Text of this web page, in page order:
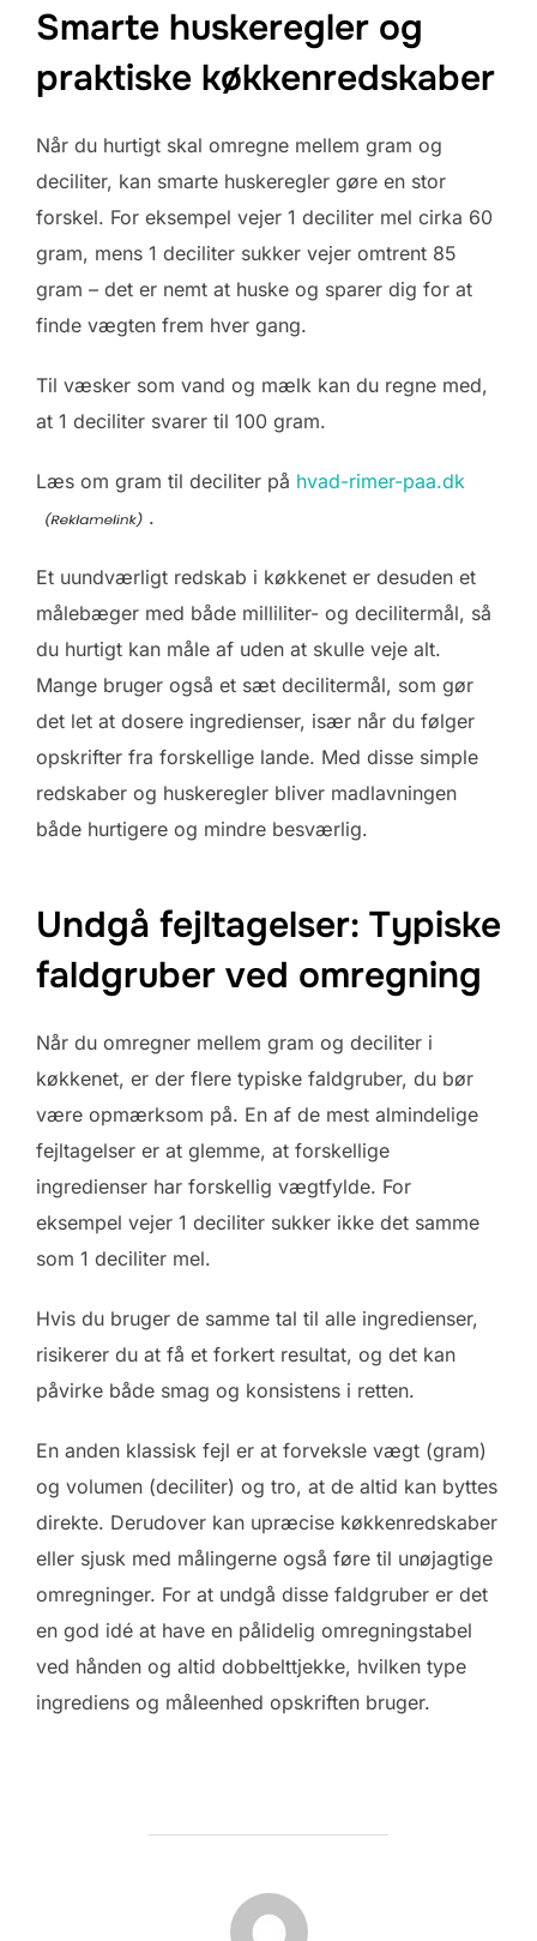
Smarte huskeregler og
praktiske køkkenredskaber
Når du hurtigt skal omregne mellem gram og
deciliter, kan smarte huskeregler gøre en stor
forskel. For eksempel vejer 1 deciliter mel cirka 60
gram, mens 1 deciliter sukker vejer omtrent 85
gram – det er nemt at huske og sparer dig for at
finde vægten frem hver gang.
Til væsker som vand og mælk kan du regne med,
at 1 deciliter svarer til 100 gram.
Læs om gram til deciliter på hvad-rimer-paa.dk
.
Et uundværligt redskab i køkkenet er desuden et
målebæger med både milliliter- og decilitermål, så
du hurtigt kan måle af uden at skulle veje alt.
Mange bruger også et sæt decilitermål, som gør
det let at dosere ingredienser, især når du følger
opskrifter fra forskellige lande. Med disse simple
redskaber og huskeregler bliver madlavningen
både hurtigere og mindre besværlig.
Undgå fejltagelser: Typiske
faldgruber ved omregning
Når du omregner mellem gram og deciliter i
køkkenet, er der flere typiske faldgruber, du bør
være opmærksom på. En af de mest almindelige
fejltagelser er at glemme, at forskellige
ingredienser har forskellig vægtfylde. For
eksempel vejer 1 deciliter sukker ikke det samme
som 1 deciliter mel.
Hvis du bruger de samme tal til alle ingredienser,
risikerer du at få et forkert resultat, og det kan
påvirke både smag og konsistens i retten.
En anden klassisk fejl er at forveksle vægt (gram)
og volumen (deciliter) og tro, at de altid kan byttes
direkte. Derudover kan upræcise køkkenredskaber
eller sjusk med målingerne også føre til unøjagtige
omregninger. For at undgå disse faldgruber er det
en god idé at have en pålidelig omregningstabel
ved hånden og altid dobbelttjekke, hvilken type
ingrediens og måleenhed opskriften bruger.
FORFATTER